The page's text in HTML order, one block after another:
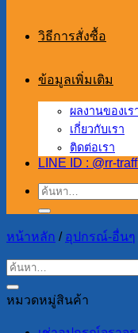
วิธีการสั่งซื้อ
ข้อมูลเพิ่มเติม
ผลงานของเร
เกี่ยวกับเรา
ติดต่อเรา
LINE ID : @rr-
ค้นหา:
หน้าหลัก / อุปกรณ์-อื่นๆ
หมวดหมู่สินค้า